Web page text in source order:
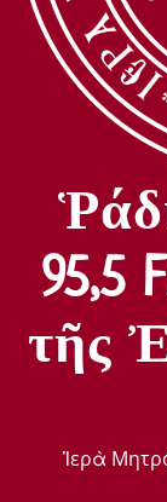
95,5
τῆς
Ἱερὰ